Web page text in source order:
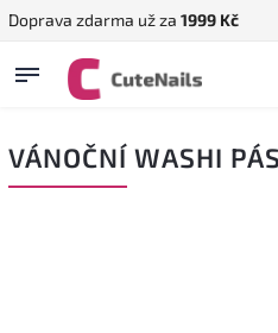
Doprava zdarma už za 1999 Kč
VÁNOČNÍ WASHI